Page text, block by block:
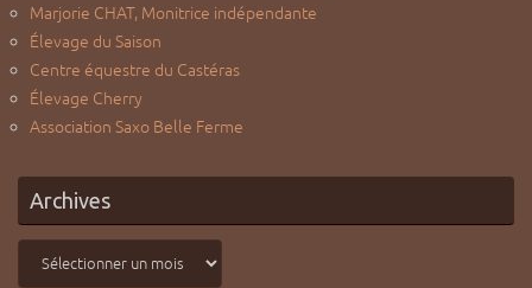
Marjorie CHAT, Monitrice indépendante
Élevage du Saison
Centre équestre du Castéras
Élevage Cherry
Association Saxo Belle Ferme
Archives
Archives